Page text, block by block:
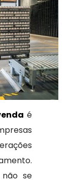
é
não se